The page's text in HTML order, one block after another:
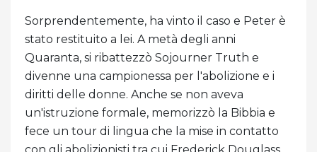
Sorprendentemente, ha vinto il caso e Peter è
stato restituito a lei. A metà degli anni
Quaranta, si ribattezzò Sojourner Truth e
divenne una campionessa per l'abolizione e i
diritti delle donne. Anche se non aveva
un'istruzione formale, memorizzò la Bibbia e
fece un tour di lingua che la mise in contatto